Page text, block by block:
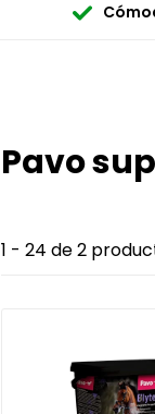
Pavo
1 - 24 de 2